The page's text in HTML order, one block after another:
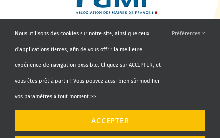
Nous utilisons des cookies sur notre site, ainsi que ceux
d'applications tierces, afin de vous offrir la meilleure
expérience de navigation possible. Cliquez sur ACCEPTER, et
vous êtes prêt à partir ! Vous pouvez aussi bien sûr modifier
vos paramètres à tout moment >>
Préférences
ACCEPTER